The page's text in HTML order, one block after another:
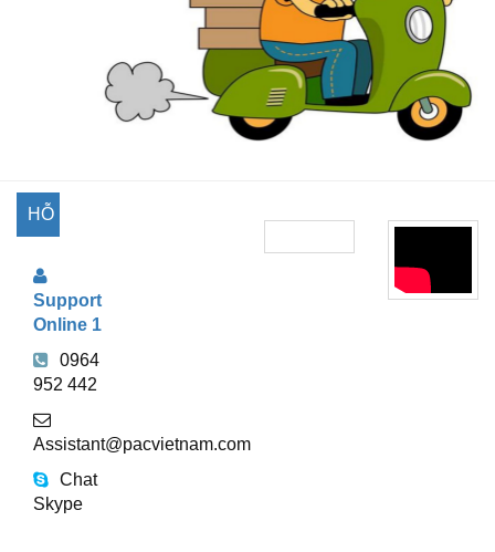
HỖ
TRỰC
Support
Online 1
0964
952 442
Assistant@pacvietnam.com
Chat
Skype